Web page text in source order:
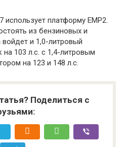
использует платформу EMP2.
из бензиновых и
и 1,0-литровый
103 л.с. с 1,4-литровым
на 123 и 148 л.с.
Поделиться с